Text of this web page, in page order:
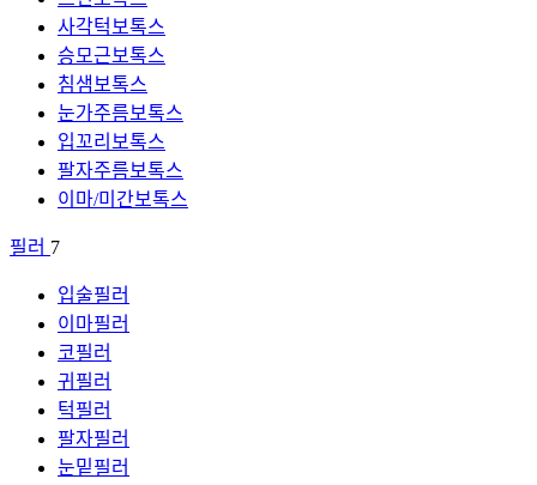
사각턱보톡스
승모근보톡스
침샘보톡스
눈가주름보톡스
입꼬리보톡스
팔자주름보톡스
이마/미간보톡스
필러 7
입술필러
이마필러
코필러
귀필러
턱필러
팔자필러
눈밑필러